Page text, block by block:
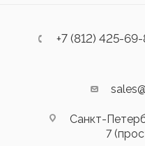
+7 (812) 425-
Санкт-
7